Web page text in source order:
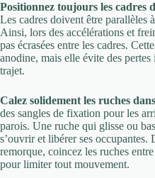
Positionnez toujours les cadres
Les cadres doivent être parallèles
Ainsi, lors des accélérations et
pas écrasées entre les cadres.
anodine, mais elle évite des
trajet.
Calez solidement les ruches
des sangles de fixation pour les
parois. Une ruche qui glisse ou
s’ouvrir et libérer ses occupantes.
remorque, coincez les ruches
pour limiter tout mouvement.